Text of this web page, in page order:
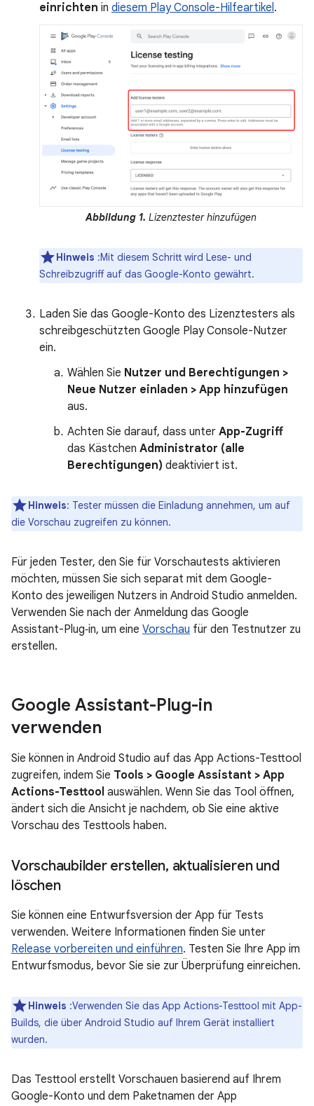
einrichten in diesem Play Console-Hilfeartikel.
Abbildung 1. Lizenztester hinzufügen
Hinweis :Mit diesem Schritt wird Lese- und
Schreibzugriff auf das Google-Konto gewährt.
Laden Sie das Google-Konto des Lizenztesters als
schreibgeschützten Google Play Console-Nutzer
ein.
Wählen Sie Nutzer und Berechtigungen >
Neue Nutzer einladen > App hinzufügen
aus.
Achten Sie darauf, dass unter App-Zugriff
das Kästchen Administrator (alle
Berechtigungen) deaktiviert ist.
Hinweis: Tester müssen die Einladung annehmen, um auf
die Vorschau zugreifen zu können.
Für jeden Tester, den Sie für Vorschautests aktivieren
möchten, müssen Sie sich separat mit dem Google-
Konto des jeweiligen Nutzers in Android Studio anmelden.
Verwenden Sie nach der Anmeldung das Google
Assistant-Plug‑in, um eine Vorschau für den Testnutzer zu
erstellen.
Google Assistant-Plug-in
verwenden
Sie können in Android Studio auf das App Actions-Testtool
zugreifen, indem Sie Tools > Google Assistant > App
Actions-Testtool auswählen. Wenn Sie das Tool öffnen,
ändert sich die Ansicht je nachdem, ob Sie eine aktive
Vorschau des Testtools haben.
Vorschaubilder erstellen, aktualisieren und
löschen
Sie können eine Entwurfsversion der App für Tests
verwenden. Weitere Informationen finden Sie unter
Release vorbereiten und einführen. Testen Sie Ihre App im
Entwurfsmodus, bevor Sie sie zur Überprüfung einreichen.
Hinweis :Verwenden Sie das App Actions-Testtool mit App-
Builds, die über Android Studio auf Ihrem Gerät installiert
wurden.
Das Testtool erstellt Vorschauen basierend auf Ihrem
Google-Konto und dem Paketnamen der App